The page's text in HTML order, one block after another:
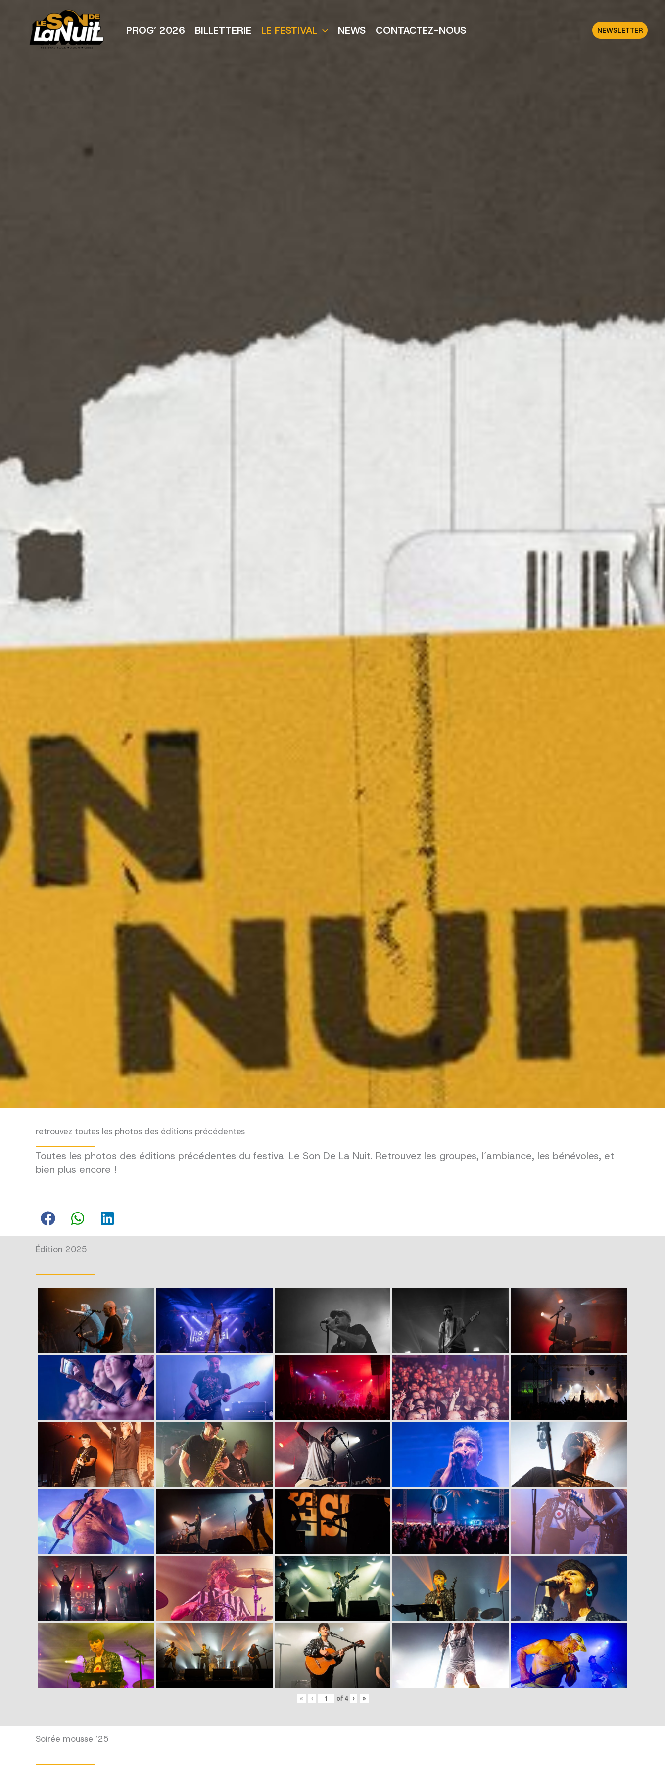
PROG’ 2026 BILLETTERIE LE FESTIVAL NEWS CONTACTEZ-NOUS NEWSLETTER
retrouvez toutes les photos des éditions précédentes
Toutes les photos des éditions précédentes du festival Le Son De La Nuit. Retrouvez les groupes, l’ambiance, les bénévoles, et
bien plus encore !
Édition 2025
« ‹ of 4 › »
Soirée mousse ’25